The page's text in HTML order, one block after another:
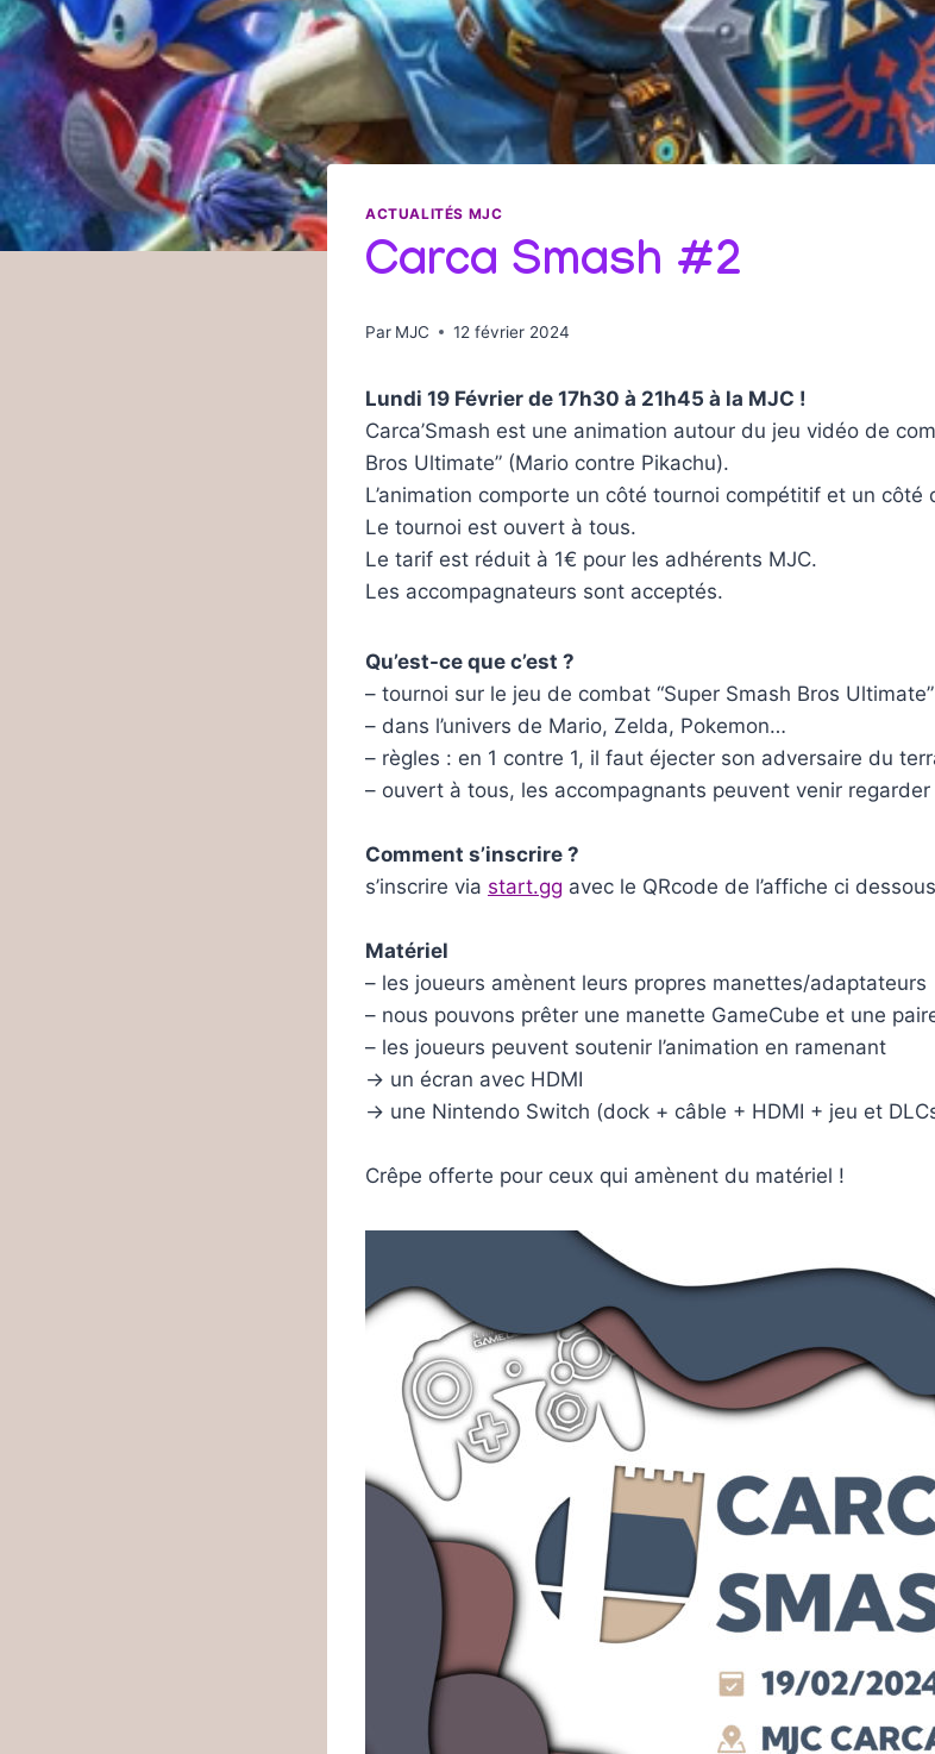
ACTUALITÉS MJC
Carca Smash #2
Par MJC 12 février 2024
Lundi 19 Février de 17h30 à 21h45 à la MJC !
Carca’Smash est une animation autour du jeu vidéo de
Bros Ultimate” (Mario contre Pikachu).
L’animation comporte un côté tournoi compétitif et un côté
Le tournoi est ouvert à tous.
Le tarif est réduit à 1€ pour les adhérents MJC.
Les accompagnateurs sont acceptés.
Qu’est-ce que c’est ?
– tournoi sur le jeu de combat “Super Smash Bros
– dans l’univers de Mario, Zelda, Pokemon…
– règles : en 1 contre 1, il faut éjecter son adversaire du
– ouvert à tous, les accompagnants peuvent venir
Comment s’inscrire ?
s’inscrire via start.gg avec le QRcode de l’affiche ci dessous
Matériel
– les joueurs amènent leurs propres manettes/adaptateurs
– nous pouvons prêter une manette GameCube et une
– les joueurs peuvent soutenir l’animation en ramenant
-> un écran avec HDMI
-> une Nintendo Switch (dock + câble + HDMI + jeu et
Crêpe offerte pour ceux qui amènent du matériel !